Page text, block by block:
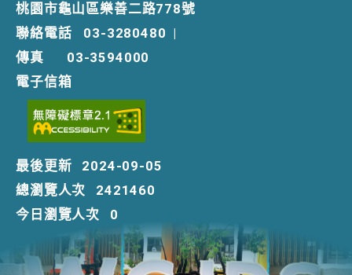
桃園市龜山區樂善二路778號
聯絡電話
03-3280480 |
傳真
03-3594000
電子信箱
最後更新
2024-09-05
總瀏覽人次
2421460
今日瀏覽人次
0